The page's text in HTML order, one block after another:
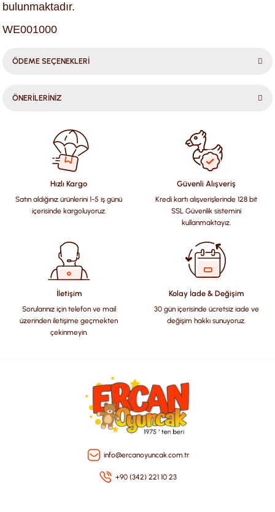
bulunmaktadır.
WE001000
ÖDEME SEÇENEKLERİ
ÖNERİLERİNİZ
konularda yetersiz gördüğünüz noktaları öneri formunu
kullanarak tarafımıza iletebilirsiniz.
Görüş ve önerileriniz için teşekkür ederiz.
Ürün resmi kalitesiz, bozuk veya görüntülenemiyor.
Ürün açıklamasında eksik bilgiler bulunuyor.
Ürün bilgilerinde hatalar bulunuyor.
Ürün fiyatı diğer sitelerden daha pahalı.
Bu ürüne benzer farklı alternatifler olmalı.
Hızlı Kargo
Satın aldığınız ürünlerini 1-5 iş günü
içerisinde kargoluyoruz.
Güvenli Alışveriş
Kredi kartı alışverişlerinde 128 bit
SSL Güvenlik sistemini
kullanmaktayız.
İletişim
Sorularınız için telefon ve mail
üzerinden iletişime geçmekten
çekinmeyin.
Kolay İade & Değişim
30 gün içerisinde ücretsiz iade ve
değişim hakkı sunuyoruz.
info@ercanoyuncak.com.tr
+90 (342) 221 10 23